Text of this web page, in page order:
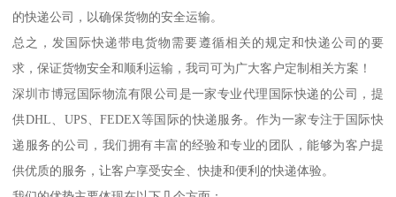
的快递公司，以确保货物的安全运输。
总之，发国际快递带电货物需要遵循相关的规定和快递公司的要
求，保证货物安全和顺利运输，我司可为广大客户定制相关方案！
深圳市博冠国际物流有限公司是一家专业代理国际快递的公司，提
供DHL、UPS、FEDEX等国际的快递服务。作为一家专注于国际快
递服务的公司，我们拥有丰富的经验和专业的团队，能够为客户提
供优质的服务，让客户享受安全、快捷和便利的快递体验。